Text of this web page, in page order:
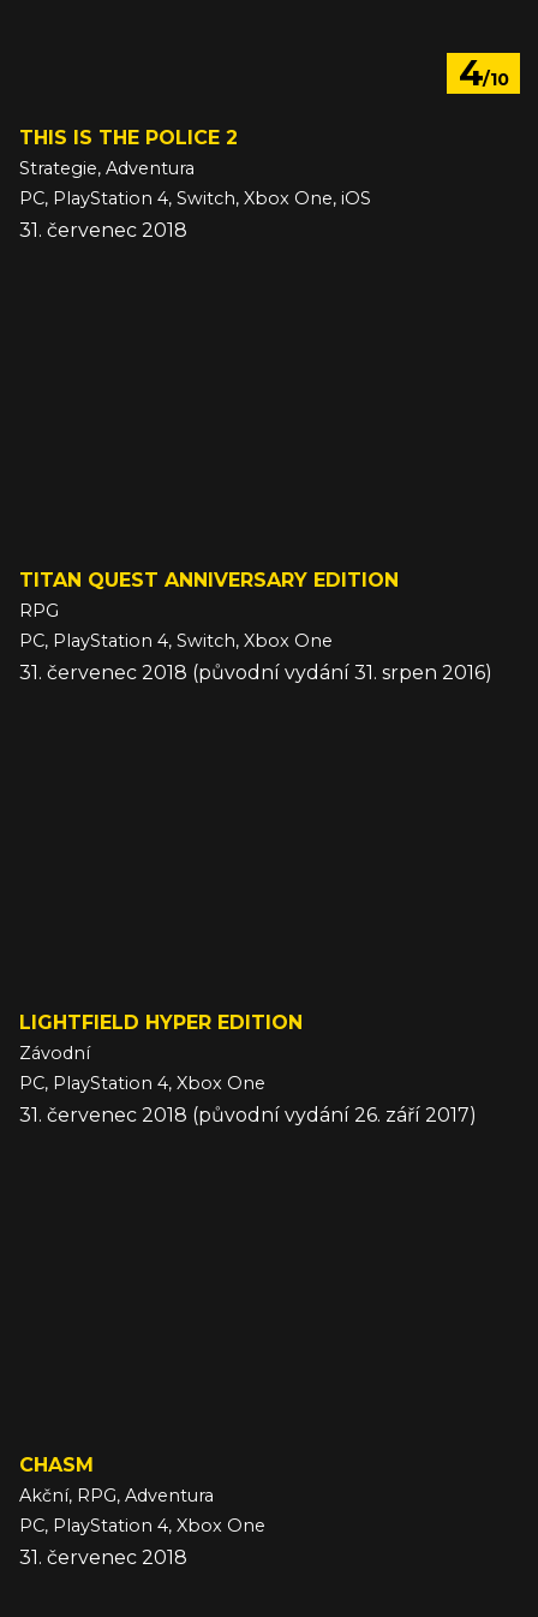
4/10
THIS IS THE POLICE 2
Strategie, Adventura
PC, PlayStation 4, Switch, Xbox One, iOS
31. červenec 2018
TITAN QUEST ANNIVERSARY EDITION
RPG
PC, PlayStation 4, Switch, Xbox One
31. červenec 2018 (původní vydání 31. srpen 2016)
LIGHTFIELD HYPER EDITION
Závodní
PC, PlayStation 4, Xbox One
31. červenec 2018 (původní vydání 26. září 2017)
CHASM
Akční, RPG, Adventura
PC, PlayStation 4, Xbox One
31. červenec 2018